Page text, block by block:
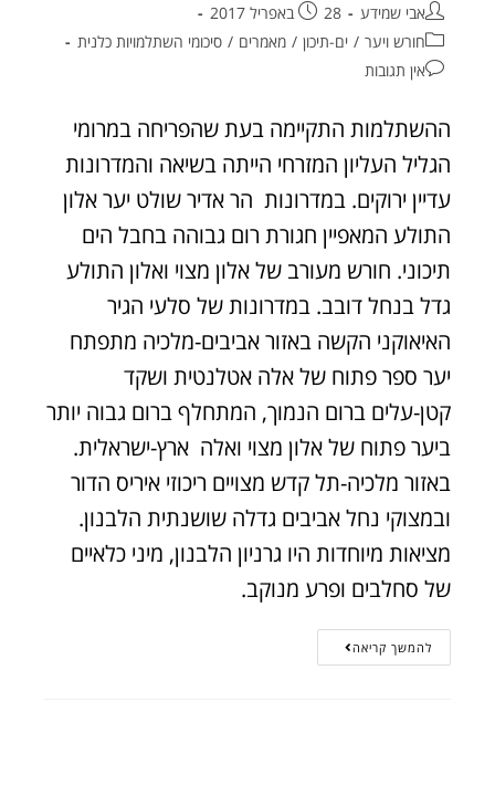
אבי שמידע
28 באפריל 2017
חורש ויער / ים-תיכון / מאמרים / סיכומי השתלמויות כלנית
אין תגובות
ההשתלמות התקיימה בעת שהפריחה במרומי
הגליל העליון המזרחי הייתה בשיאה והמדרונות
עדיין ירוקים. במדרונות הר אדיר שולט יער אלון
התולע המאפיין חגורת רום גבוהה בחבל הים
תיכוני. חורש מעורב של אלון מצוי ואלון התולע
גדל בנחל דובב. במדרונות של סלעי הגיר
האיאוקני הקשה באזור אביבים-מלכיה מתפתח
יער ספר פתוח של אלה אטלנטית ושקד
קטן-עלים ברום הנמוך, המתחלף ברום גבוה יותר
ביער פתוח של אלון מצוי ואלה ארץ-ישראלית.
באזור מלכיה-תל קדש מצויים ריכוזי איריס הדור
ובמצוקי נחל אביבים גדלה שושנתית הלבנון.
מציאות מיוחדות היו גרניון הלבנון, מיני כלאיים
של סחלבים ופרע מנוקב.
להמשך קריאה